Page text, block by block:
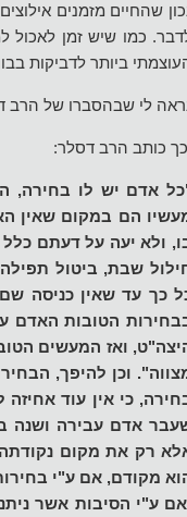
שהחיים מזמנים
כמו שיש זמן לאכול
ביותר לדביקות
לי שבהסברו של הרב
כותב הרב דסלר:
אדם יש לו בחירה,
הם במקום שאין
ולא יעה על דעתם
שבת, ביטול תפילה,
כך עד שאין כניסה
הטובות האדם
ואז המעשים
וכן להיפך,
כי אין עוד
אדם עבירה ושנה
רק את מקום
מקודם, אם ע"י
ע"י הסיבות אשר